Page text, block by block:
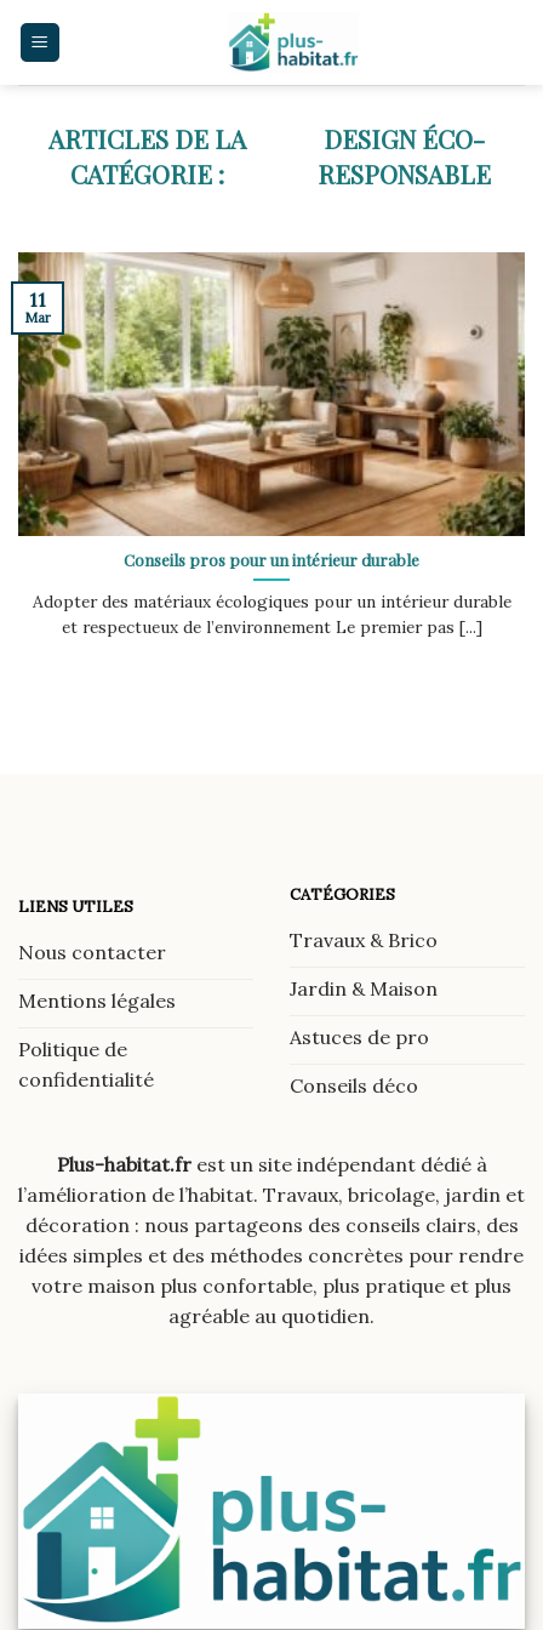
DESIGN ÉCO-
RESPONSABLE
Conseils pros pour un intérieur durable
Adopter des matériaux écologiques pour un intérieur durable
et respectueux de l’environnement Le premier pas [...]
11
Mar
LIENS UTILES
Nous contacter
Mentions légales
Politique de
confidentialité
CATÉGORIES
Travaux & Brico
Jardin & Maison
Astuces de pro
Conseils déco
Plus-habitat.frest un site indépendant dédié à
l’amélioration de l’habitat. Travaux, bricolage, jardin et
décoration : nous partageons des conseils clairs, des
idées simples et des méthodes concrètes pour rendre
votre maison plus confortable, plus pratique et plus
agréable au quotidien.